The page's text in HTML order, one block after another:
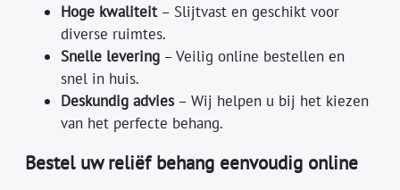
Hoge kwaliteit– Slijtvast en geschikt voor
diverse ruimtes.
Snelle levering – Veilig online bestellen en
snel in huis.
Deskundig advies – Wij helpen u bij het kiezen
van het perfecte behang.
Bestel uw reliëf behang eenvoudig online